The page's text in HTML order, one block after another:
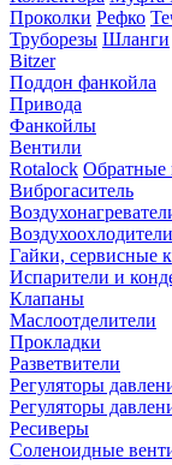
Проколки Рефко
Труборезы Шланги
Bitzer
Поддон фанкойла
Привода
Фанкойлы
Вентили
Rotalock Обратные
Виброгаситель
Воздухоохлодители
Гайки, сервисные
Испарители и
Клапаны
Маслоотделители
Прокладки
Разветвители
Регуляторы
Регуляторы
Ресиверы
Соленоидные